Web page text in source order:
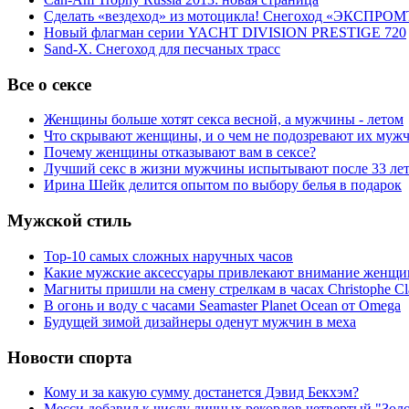
Сделать «вездеход» из мотоцикла! Снегоход
Новый флагман серии YACHT DIVISION PRESTIGE 720
Sand-X. Снегоход для песчаных трасс
Все о сексе
Женщины больше хотят секса весной, а мужчины - летом
Что скрывают женщины, и о чем не подозревают их
Почему женщины отказывают вам в сексе?
Лучший секс в жизни мужчины испытывают после 33 лет
Ирина Шейк делится опытом по выбору белья в подарок
Мужской стиль
Top-10 самых сложных наручных часов
Какие мужские аксессуары привлекают внимание
Магниты пришли на смену стрелкам в часах Christophe
В огонь и воду с часами Seamaster Planet Ocean от Omega
Будущей зимой дизайнеры оденут мужчин в меха
Новости спорта
Кому и за какую сумму достанется Дэвид Бекхэм?